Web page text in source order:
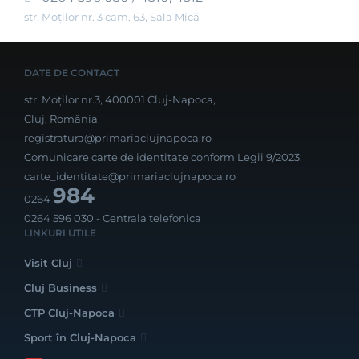
str. Moților nr. 3 cam. 63, Sala Mică
DATE DE CONTACT
str. Moților nr.3, 400001 Cluj-Napoca,
Cluj, România
registratura@primariaclujnapoca.ro
Comunicare carte de identitate conform Legii 9/2023:
carte_identitate@primariaclujnapoca.ro
0264984
0264 596 030 - Centrala telefonica
LINKURI UTILE
Visit Cluj
Cluj Business
CTP Cluj-Napoca
Sport în Cluj-Napoca